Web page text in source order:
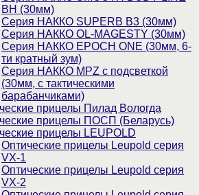
BH (30мм)
Серия НАККО SUPERB B3 (30мм)
Серия НАККО OL-MAGESTY (30мм)
Серия НАККО EPOCH ONE (30мм, 6-
ти кратный зум)
Серия НАККО MPZ с подсветкой
(30мм, c тактическими
барабанчиками)
прицелы Пилад Вологда
прицелы ПОСП (Беларусь)
прицелы LEUPOLD
Оптические прицелы Leupold серия
VX-1
Оптические прицелы Leupold серия
VX-2